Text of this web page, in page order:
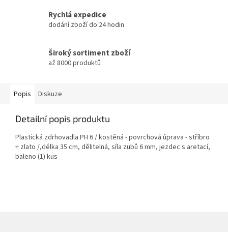
Rychlá expedice
dodání zboží do 24 hodin
Široký sortiment zboží
až 8000 produktů
Popis Diskuze
Detailní popis produktu
Plastická zdrhovadla PH 6 / kostěná - povrchová ůprava - stříbro
+ zlato /,délka 35 cm, dělitelná, síla zubů 6 mm, jezdec s aretací,
baleno (1) kus